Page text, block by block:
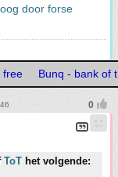
door forse
free Bunq - bank of
ToT het volgende: